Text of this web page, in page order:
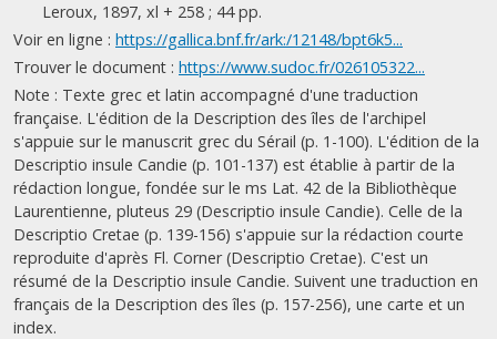
Leroux, 1897, xl + 258 ; 44 pp.
Voir en ligne : https://gallica.bnf.fr/ark:/12148/bpt6k5...
Trouver le document : https://www.sudoc.fr/026105322...
Note : Texte grec et latin accompagné d'une traduction
française. L'édition de la Description des îles de l'archipel
s'appuie sur le manuscrit grec du Sérail (p. 1-100). L'édition de la
Descriptio insule Candie (p. 101-137) est établie à partir de la
rédaction longue, fondée sur le ms Lat. 42 de la Bibliothèque
Laurentienne, pluteus 29 (Descriptio insule Candie). Celle de la
Descriptio Cretae (p. 139-156) s'appuie sur la rédaction courte
reproduite d'après Fl. Corner (Descriptio Cretae). C'est un
résumé de la Descriptio insule Candie. Suivent une traduction en
français de la Description des îles (p. 157-256), une carte et un
index.